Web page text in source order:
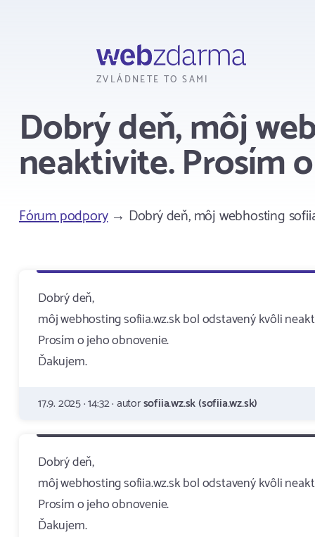
ZVLÁDNETE TO SAMI
Dobrý deň, môj
neaktivite. Prosím
Fórum podpory→ Dobrý deň, môj webhosting
Dobrý deň,
môj webhosting sofiia.wz.sk bol odstavený kvôli
Prosím o jeho obnovenie.
Ďakujem.
17.9. 2025 · 14:32 · autorsofiia.wz.sk (sofiia.wz.sk)
Dobrý deň,
môj webhosting sofiia.wz.sk bol odstavený kvôli
Prosím o jeho obnovenie.
Ďakujem.